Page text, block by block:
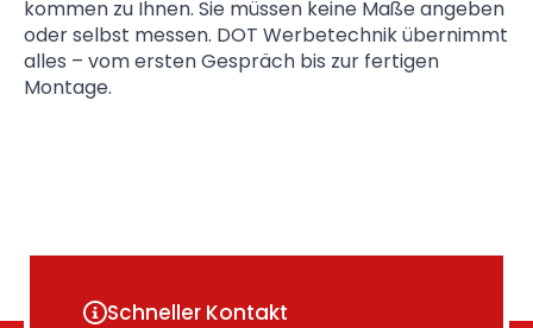
kommen zu Ihnen. Sie müssen keine Maße angeben
oder selbst messen. DOT Werbetechnik übernimmt
alles – vom ersten Gespräch bis zur fertigen
Montage.
Schneller Kontakt